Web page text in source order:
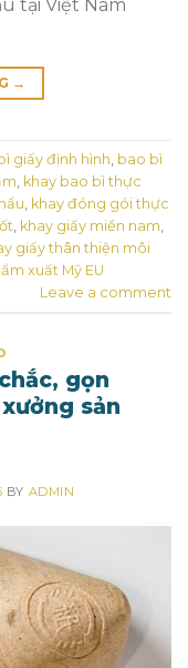
tại Việt Nam
→
giấy định hình bao bì
khay bao bì thực
khay đóng gói thực
khay giấy miền nam
giấy thân thiện môi
xuất Mỹ EU
Leave a comment
gọn
sản
BY ADMIN